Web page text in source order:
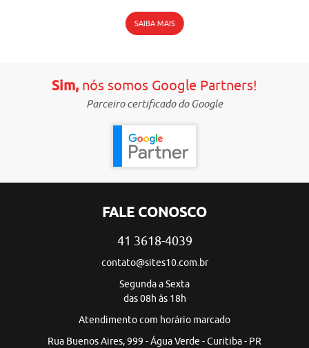
SAIBA MAIS
Sim,nós somos Google Partners!
Parceiro certificado do Google
FALE CONOSCO
41 3618-4039
contato@sites10.com.br
Segunda a Sexta
das 08h às 18h
Atendimento com horário marcado
Rua Buenos Aires, 999 - Água Verde - Curitiba - PR